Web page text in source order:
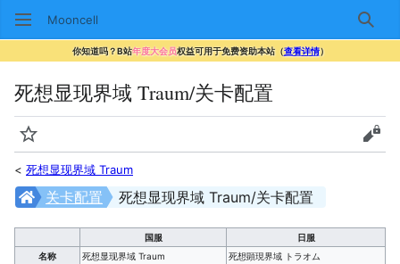
Mooncell 搜索
你知道吗？B站年度大会员权益可用于免费资助本站（查看详情）
死想显现界域 Traum/关卡配置
监视
查看
< 死想显现界域 Traum
死想显现界域 Traum/关卡配置
关卡配置
国服
日服
名称
死想显现界域 Traum
死想顕現界域 トラオム